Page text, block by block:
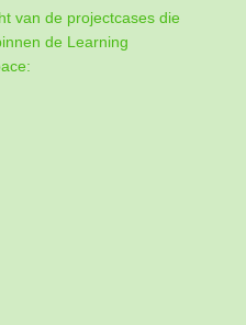
van de projectcases die
de Learning